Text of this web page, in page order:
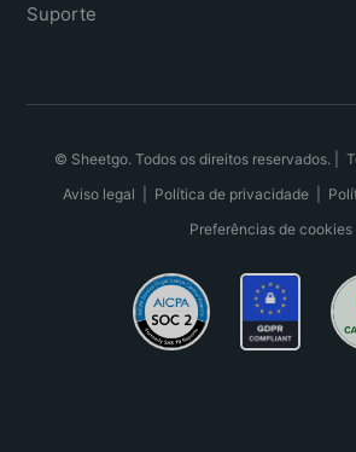
Suporte
© Sheetgo. Todos os direitos reservados. |
Aviso legal
Política de privacidade|
Preferências de cookies